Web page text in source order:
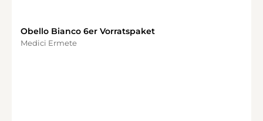
Obello Bianco 6er Vorratspaket
Medici Ermete